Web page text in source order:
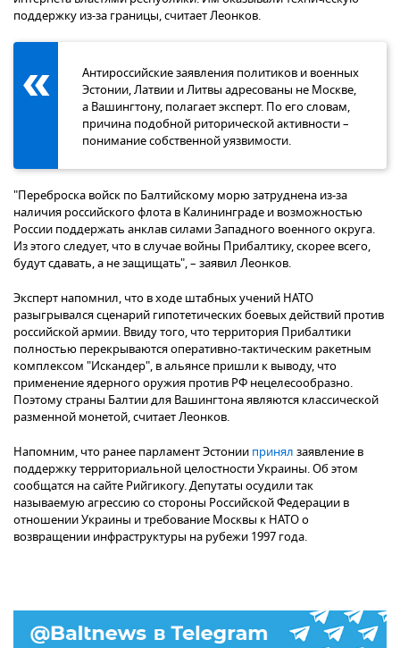
поддержку из-за границы, считает Леонков.
Антироссийские заявления политиков и военных
Эстонии, Латвии и Литвы адресованы не Москве,
а Вашингтону, полагает эксперт. По его словам,
причина подобной риторической активности –
понимание собственной уязвимости.
"Переброска войск по Балтийскому морю затруднена из-за
наличия российского флота в Калининграде и возможностью
России поддержать анклав силами Западного военного округа.
Из этого следует, что в случае войны Прибалтику, скорее всего,
будут сдавать, а не защищать", – заявил Леонков.
Эксперт напомнил, что в ходе штабных учений НАТО
разыгрывался сценарий гипотетических боевых действий против
российской армии. Ввиду того, что территория Прибалтики
полностью перекрываются оперативно-тактическим ракетным
комплексом "Искандер", в альянсе пришли к выводу, что
применение ядерного оружия против РФ нецелесообразно.
Поэтому страны Балтии для Вашингтона являются классической
разменной монетой, считает Леонков.
Напомним, что ранее парламент Эстонии принял заявление в
поддержку территориальной целостности Украины. Об этом
сообщатся на сайте Рийгикогу. Депутаты осудили так
называемую агрессию со стороны Российской Федерации в
отношении Украины и требование Москвы к НАТО о
возвращении инфраструктуры на рубежи 1997 года.